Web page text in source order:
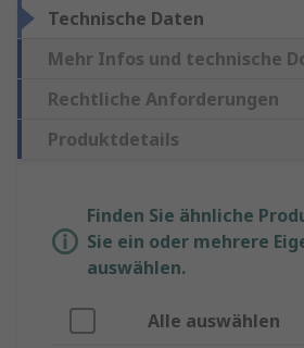
Technische Daten
Mehr Infos und technische
Rechtliche Anforderungen
Produktdetails
Finden Sie ähnliche
Sie ein oder mehrere
auswählen.
Alle auswählen